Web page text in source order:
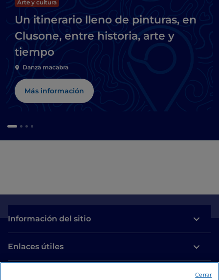
Arte y cultura
Un itinerario lleno de pinturas, en
Clusone, entre historia, arte y
tiempo
Danza macabra
Más información
Información del sitio
Enlaces útiles
Cerrar